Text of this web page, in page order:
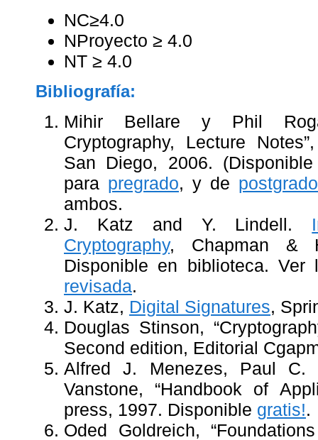
NC≥4.0
NProyecto ≥ 4.0
NT ≥ 4.0
Bibliografía:
Mihir Bellare y Phil
Cryptography, Lecture
San Diego, 2006.
para pregrado, y de postgrado
ambos.
J. Katz and Y. Lindell.
Cryptography, Chapman &
Disponible en biblioteca.
revisada.
J. Katz, Digital Signatures,
Douglas Stinson,
Second edition, Editorial
Alfred J. Menezes, Paul C.
Vanstone, “Handbook of
press, 1997. Disponible gratis!.
Oded Goldreich,